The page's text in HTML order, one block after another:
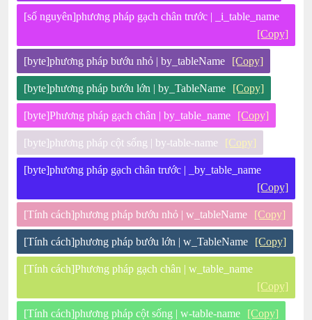
[số nguyên]phương pháp gạch chân trước | _i_table_name
[Copy]
[byte]phương pháp bướu nhỏ | by_tableName [Copy]
[byte]phương pháp bướu lớn | by_TableName [Copy]
[byte]Phương pháp gạch chân | by_table_name [Copy]
[byte]phương pháp cột sống | by-table-name [Copy]
[byte]phương pháp gạch chân trước | _by_table_name
[Copy]
[Tính cách]phương pháp bướu nhỏ | w_tableName [Copy]
[Tính cách]phương pháp bướu lớn | w_TableName [Copy]
[Tính cách]Phương pháp gạch chân | w_table_name
[Copy]
[Tính cách]phương pháp cột sống | w-table-name [Copy]